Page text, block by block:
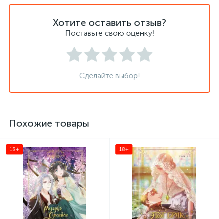
Хотите оставить отзыв?
Поставьте свою оценку!
Сделайте выбор!
Похожие товары
18+ 18+